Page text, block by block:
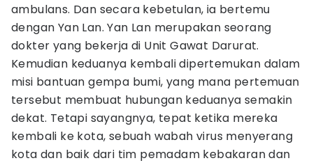
ambulans. Dan secara kebetulan, ia bertemu
dengan Yan Lan. Yan Lan merupakan seorang
dokter yang bekerja di Unit Gawat Darurat.
Kemudian keduanya kembali dipertemukan dalam
misi bantuan gempa bumi, yang mana pertemuan
tersebut membuat hubungan keduanya semakin
dekat. Tetapi sayangnya, tepat ketika mereka
kembali ke kota, sebuah wabah virus menyerang
kota dan baik dari tim pemadam kebakaran dan